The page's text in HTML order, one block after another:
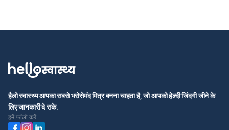
हैलो स्वास्थ्य आपका सबसे भरोसेमंद मित्र बनना चाहता है, जो आपको हेल्दी जिंदगी जीने के
लिए जानकारी दे सके.
हमें फॉलो करें